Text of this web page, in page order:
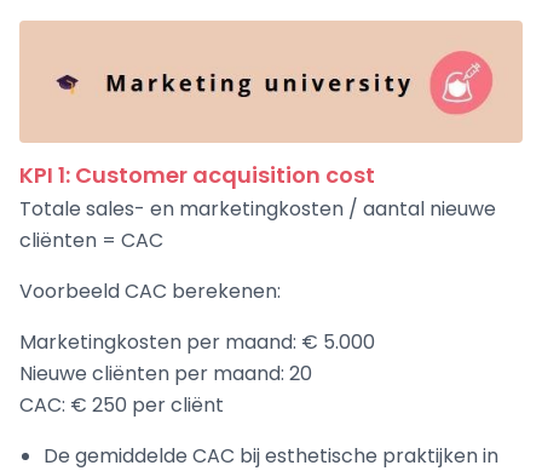
KPI 1: Customer acquisition cost
Totale sales- en marketingkosten / aantal nieuwe
cliënten = CAC
Voorbeeld CAC berekenen:
Marketingkosten per maand: € 5.000
Nieuwe cliënten per maand: 20
CAC: € 250 per cliënt
De gemiddelde CAC bij esthetische praktijken in